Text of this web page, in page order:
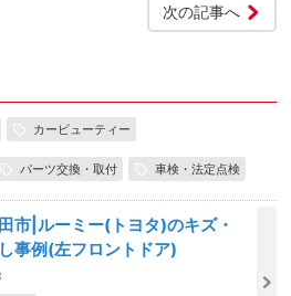
次の記事へ
カービューティー
パーツ交換・取付 車検・法定点検
市|ルーミー(トヨタ)のキズ・
事例(左フロントドア)